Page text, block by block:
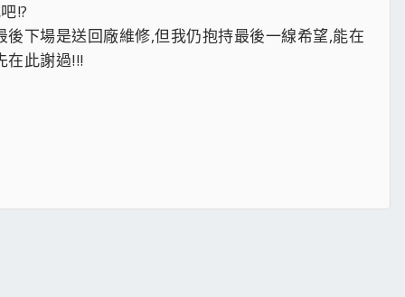
!?
下場是送回廠維修,但我仍抱持最後一線希望,能在
在此謝過!!!